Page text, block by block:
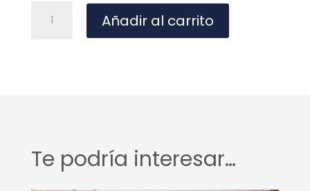
Moon
Añadir al carrito
i
Te podría interesar…